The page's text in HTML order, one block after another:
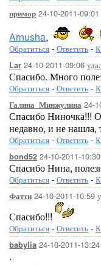
примор 24-10-2011-09:01
Arnusha,
Обратиться - Ответить -
Lar 24-10-2011-09:06
Спасибо. Много
Обратиться - Ответить -
Галина_Минжулина 24-
Спасибо Ниночка!!!
недавно, и не нашла,
Обратиться - Ответить -
bond52 24-10-2011-10:30
Спасибо Нина,
Обратиться - Ответить -
Фатти 24-10-2011-10:59
Спасибо!!!
Обратиться - Ответить -
babylia 24-10-2011-13:24
.